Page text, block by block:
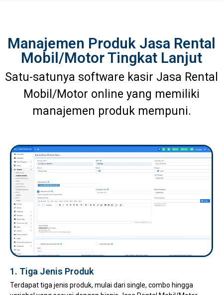
Manajemen Produk Jasa Rental
Mobil/Motor Tingkat Lanjut
Satu-satunya software kasir Jasa Rental
Mobil/Motor online yang memiliki
manajemen produk mempuni.
1. Tiga Jenis Produk
Terdapat tiga jenis produk, mulai dari single, combo hingga